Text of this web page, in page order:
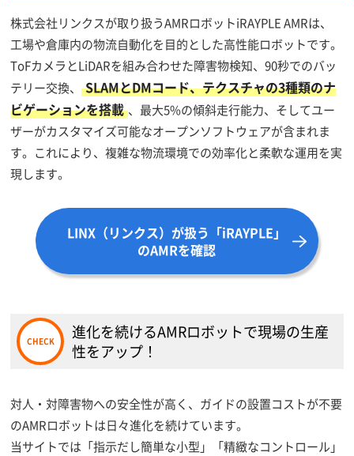
株式会社リンクスが取り扱うAMRロボットiRAYPLE AMRは、
工場や倉庫内の物流自動化を目的とした高性能ロボットです。
ToFカメラとLiDARを組み合わせた障害物検知、90秒でのバッ
テリー交換、 SLAMとDMコード、テクスチャの3種類のナ
ビゲーションを搭載 、最大5%の傾斜走行能力、そしてユー
ザーがカスタマイズ可能なオープンソフトウェアが含まれま
す。これにより、複雑な物流環境での効率化と柔軟な運用を実
現します。
LINX（リンクス）が扱う「iRAYPLE」
のAMRを確認
進化を続けるAMRロボットで現場の生産
性をアップ！
対人・対障害物への安全性が高く、ガイドの設置コストが不要
のAMRロボットは日々進化を続けています。
当サイトでは「指示だし簡単な小型」「精緻なコントロール」